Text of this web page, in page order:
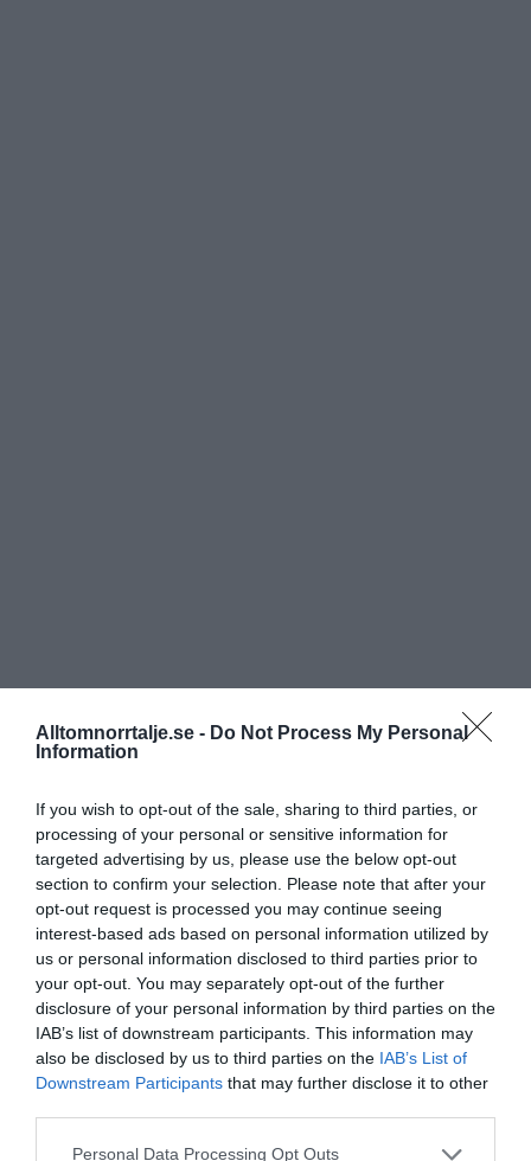
Alltomnorrtalje.se - Do Not Process My Personal
Information
If you wish to opt-out of the sale, sharing to third parties, or
processing of your personal or sensitive information for
targeted advertising by us, please use the below opt-out
section to confirm your selection. Please note that after your
opt-out request is processed you may continue seeing
interest-based ads based on personal information utilized by
us or personal information disclosed to third parties prior to
your opt-out. You may separately opt-out of the further
disclosure of your personal information by third parties on the
IAB’s list of downstream participants. This information may
also be disclosed by us to third parties on the IAB’s List of
Downstream Participants that may further disclose it to other
Personal Data Processing Opt Outs